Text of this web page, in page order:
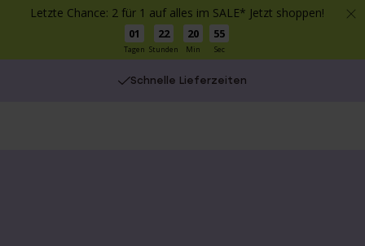
Letzte Chance: 2 für 1 auf alles im SALE* Jetzt shoppen!
01
Tagen
22
Stunden
20
Min
55
Sec
Schnelle Lieferzeiten